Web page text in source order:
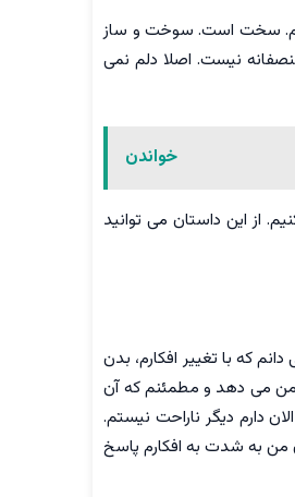
سخت است. سوخت و ساز
نیست. اصلا دلم نمی
خواندن
از این داستان می توانید
که با تغییر افکارم، بدن
من می دهد و مطمئنم که آن
دارم دیگر ناراحت نیستم.
به شدت به افکارم پاسخ